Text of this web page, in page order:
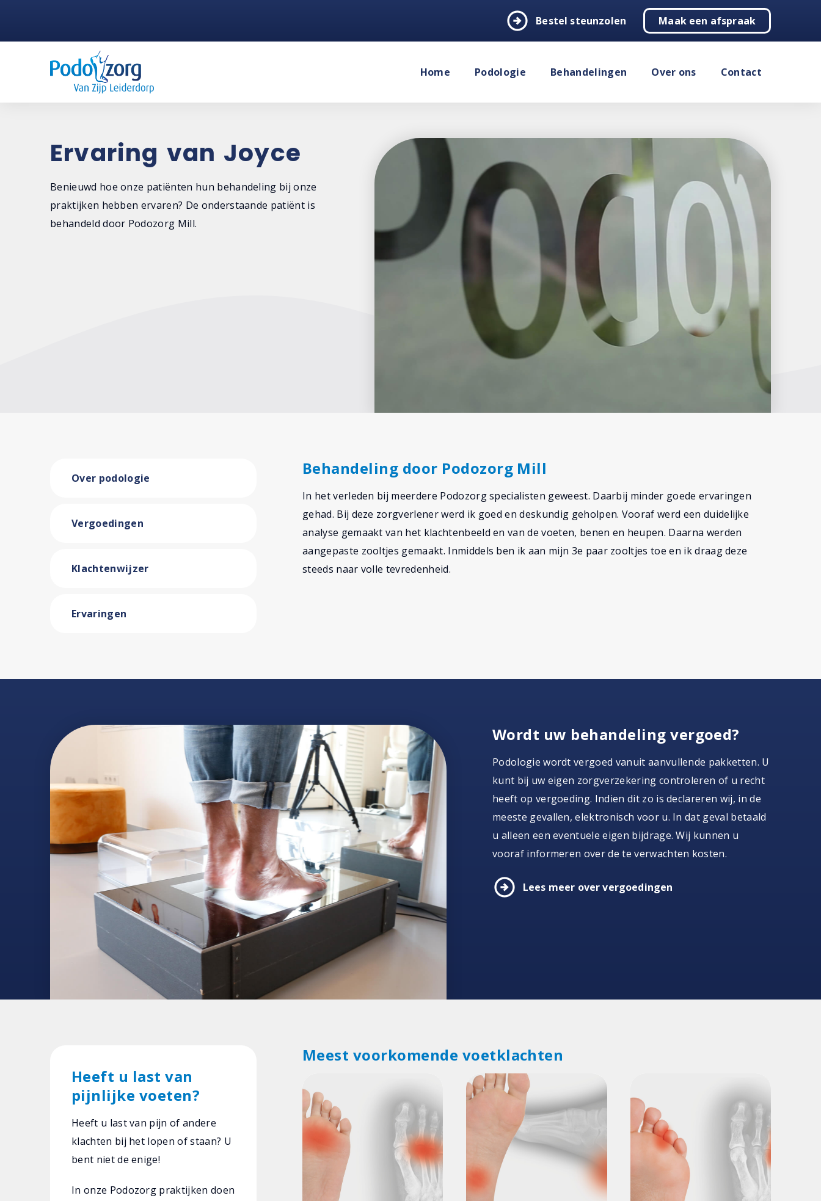
arrow_circle_right Bestel steunzolen Maak een afspraak
Home Podologie Behandelingen Over ons Contact
Ervaring van Joyce
Benieuwd hoe onze patiënten hun behandeling bij onze
praktijken hebben ervaren? De onderstaande patiënt is
behandeld door Podozorg Mill.
Over podologie
Vergoedingen
Klachtenwijzer
Ervaringen
Behandeling door Podozorg Mill
In het verleden bij meerdere Podozorg specialisten geweest. Daarbij minder goede ervaringen
gehad. Bij deze zorgverlener werd ik goed en deskundig geholpen. Vooraf werd een duidelijke
analyse gemaakt van het klachtenbeeld en van de voeten, benen en heupen. Daarna werden
aangepaste zooltjes gemaakt. Inmiddels ben ik aan mijn 3e paar zooltjes toe en ik draag deze
steeds naar volle tevredenheid.
Wordt uw behandeling vergoed?
Podologie wordt vergoed vanuit aanvullende pakketten. U
kunt bij uw eigen zorgverzekering controleren of u recht
heeft op vergoeding. Indien dit zo is declareren wij, in de
meeste gevallen, elektronisch voor u. In dat geval betaald
u alleen een eventuele eigen bijdrage. Wij kunnen u
vooraf informeren over de te verwachten kosten.
arrow_circle_right Lees meer over vergoedingen
Heeft u last van
pijnlijke voeten?
Heeft u last van pijn of andere
klachten bij het lopen of staan? U
bent niet de enige!
In onze Podozorg praktijken doen
Meest voorkomende voetklachten